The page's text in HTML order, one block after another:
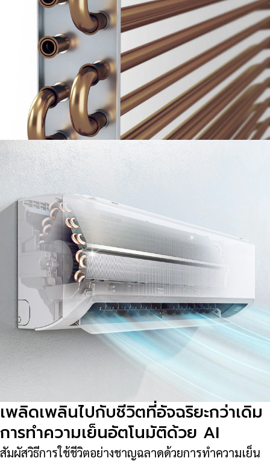
เพลิดเพลินไปกับชีวิตที่อัจฉริยะกว่าเดิม
การทำความเย็นอัตโนมัติด้วย AI
สัมผัสวิธีการใช้ชีวิตอย่างชาญฉลาดด้วยการทำความเย็น